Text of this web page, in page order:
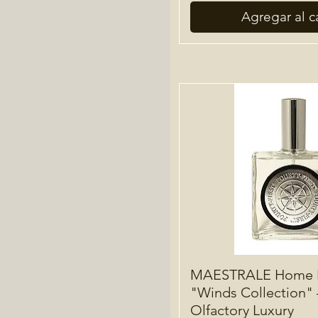
Agregar al
MAESTRALE Home
"Winds Collection"
Olfactory Luxury